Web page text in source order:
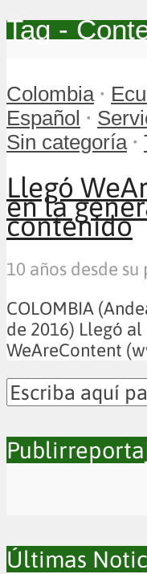
Tag -
Colombia •
Español •
Sin categoría •
Llegó
en la
contenido
10 años desde
COLOMBIA
de 2016) Llegó
WeAreContent
Últimas